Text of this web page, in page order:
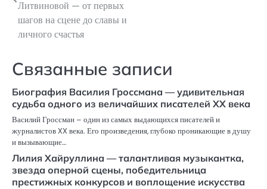
записям
Литвиновой — от первых
шагов на сцене до славы и
личного счастья
Связанные записи
Биография Василия Гроссмана — удивительная
судьба одного из величайших писателей XX века
Василий Гроссман – один из самых выдающихся писателей и
журналистов XX века. Его произведения, глубоко проникающие в душу
и вызывающие…
Лилия Хайруллина — талантливая музыкантка,
звезда оперной сцены, победительница
престижных конкурсов и воплощение искусства